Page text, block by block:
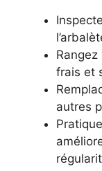
frais et
autres